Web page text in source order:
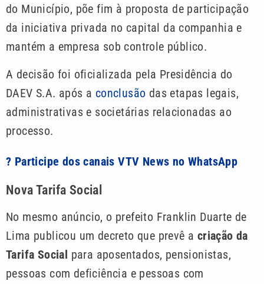
do Município, põe fim à proposta de participação
da iniciativa privada no capital da companhia e
mantém a empresa sob controle público.
A decisão foi oficializada pela Presidência do
DAEV S.A. após a conclusão das etapas legais,
administrativas e societárias relacionadas ao
processo.
? Participe dos canais VTV News no WhatsApp
Nova Tarifa Social
No mesmo anúncio, o prefeito Franklin Duarte de
Lima publicou um decreto que prevê a criação da
Tarifa Social para aposentados, pensionistas,
pessoas com deficiência e pessoas com